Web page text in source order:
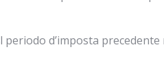
periodo d’imposta